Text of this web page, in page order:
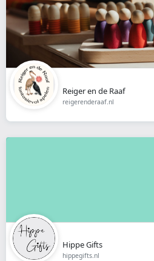
Reiger en de Raaf
reigerenderaaf.nl
Hippe Gifts
hippegifts.nl